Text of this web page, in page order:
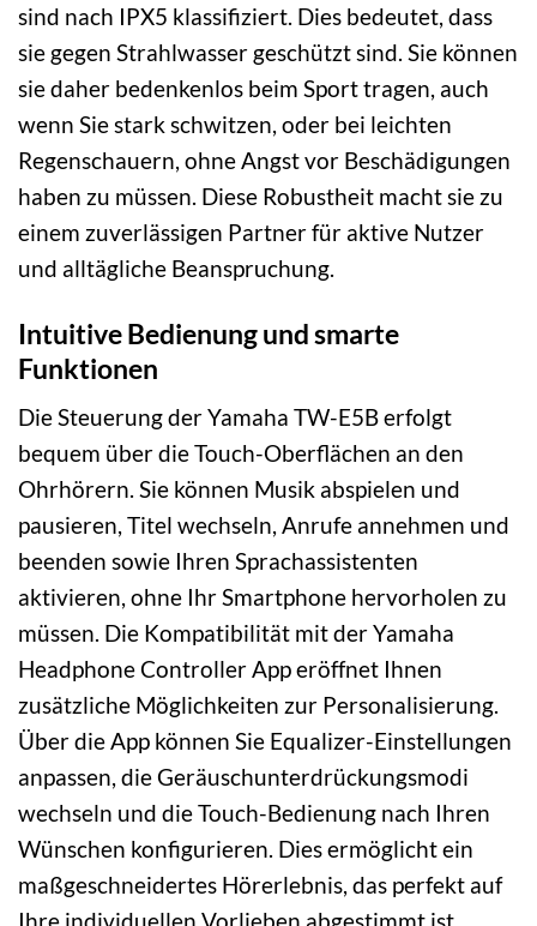
sind nach IPX5 klassifiziert. Dies bedeutet, dass
sie gegen Strahlwasser geschützt sind. Sie können
sie daher bedenkenlos beim Sport tragen, auch
wenn Sie stark schwitzen, oder bei leichten
Regenschauern, ohne Angst vor Beschädigungen
haben zu müssen. Diese Robustheit macht sie zu
einem zuverlässigen Partner für aktive Nutzer
und alltägliche Beanspruchung.
Intuitive Bedienung und smarte
Funktionen
Die Steuerung der Yamaha TW-E5B erfolgt
bequem über die Touch-Oberflächen an den
Ohrhörern. Sie können Musik abspielen und
pausieren, Titel wechseln, Anrufe annehmen und
beenden sowie Ihren Sprachassistenten
aktivieren, ohne Ihr Smartphone hervorholen zu
müssen. Die Kompatibilität mit der Yamaha
Headphone Controller App eröffnet Ihnen
zusätzliche Möglichkeiten zur Personalisierung.
Über die App können Sie Equalizer-Einstellungen
anpassen, die Geräuschunterdrückungsmodi
wechseln und die Touch-Bedienung nach Ihren
Wünschen konfigurieren. Dies ermöglicht ein
maßgeschneidertes Hörerlebnis, das perfekt auf